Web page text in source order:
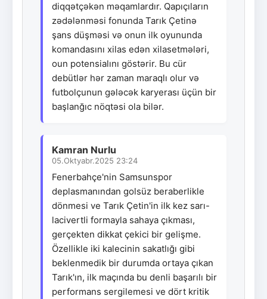
diqqətçəkən məqamlardır. Qapıçıların
zədələnməsi fonunda Tarık Çetinə
şans düşməsi və onun ilk oyununda
komandasını xilas edən xilasetmələri,
oun potensialını göstərir. Bu cür
debütlər hər zaman maraqlı olur və
futbolçunun gələcək karyerası üçün bir
başlanğıc nöqtəsi ola bilər.
Kamran Nurlu
05.Oktyabr.2025 23:24
Fenerbahçe'nin Samsunspor
deplasmanından golsüz beraberlikle
dönmesi ve Tarık Çetin'in ilk kez sarı-
lacivertli formayla sahaya çıkması,
gerçekten dikkat çekici bir gelişme.
Özellikle iki kalecinin sakatlığı gibi
beklenmedik bir durumda ortaya çıkan
Tarık'ın, ilk maçında bu denli başarılı bir
performans sergilemesi ve dört kritik